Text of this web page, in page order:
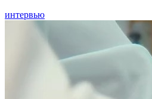
интервью